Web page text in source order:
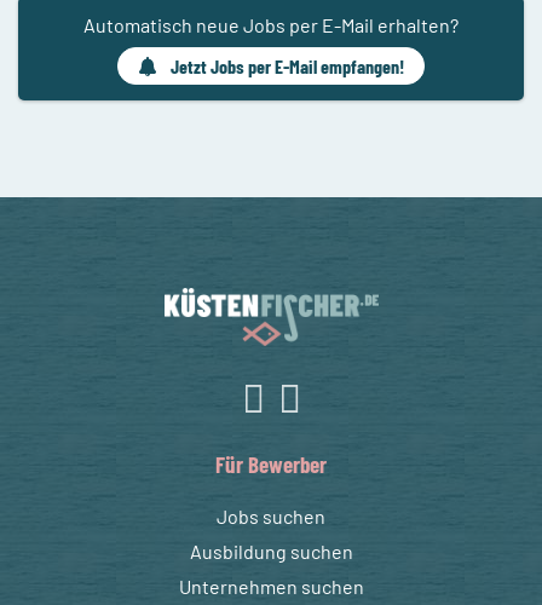
Automatisch neue Jobs per E-Mail erhalten?
Jetzt Jobs per E-Mail empfangen!
Für Bewerber
Jobs suchen
Ausbildung suchen
Unternehmen suchen